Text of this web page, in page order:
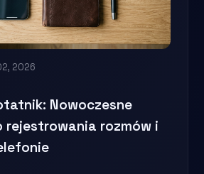
2026
Nowoczesne
rejestrowania rozmów i